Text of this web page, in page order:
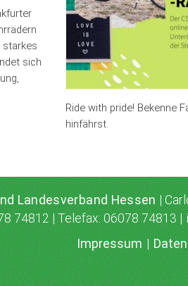
Ride with pride! Bekenne
hinfährst.
starkes
sich
Landesverband Hessen|
74812 | Telefax: 06078 74813 |
Impressum|